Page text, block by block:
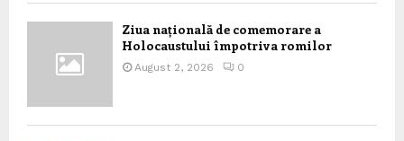
Ziua națională de comemorare a
Holocaustului împotriva romilor
August 2, 2026 0